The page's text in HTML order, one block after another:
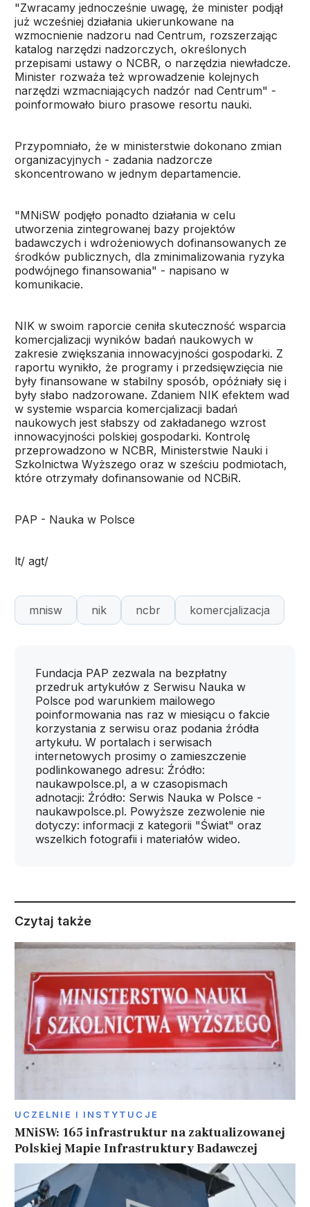
"Zwracamy jednocześnie uwagę, że minister podjął
już wcześniej działania ukierunkowane na
wzmocnienie nadzoru nad Centrum, rozszerzając
katalog narzędzi nadzorczych, określonych
przepisami ustawy o NCBR, o narzędzia niewładcze.
Minister rozważa też wprowadzenie kolejnych
narzędzi wzmacniających nadzór nad Centrum" -
poinformowało biuro prasowe resortu nauki.
Przypomniało, że w ministerstwie dokonano zmian
organizacyjnych - zadania nadzorcze
skoncentrowano w jednym departamencie.
"MNiSW podjęło ponadto działania w celu
utworzenia zintegrowanej bazy projektów
badawczych i wdrożeniowych dofinansowanych ze
środków publicznych, dla zminimalizowania ryzyka
podwójnego finansowania" - napisano w
komunikacie.
NIK w swoim raporcie ceniła skuteczność wsparcia
komercjalizacji wyników badań naukowych w
zakresie zwiększania innowacyjności gospodarki. Z
raportu wynikło, że programy i przedsięwzięcia nie
były finansowane w stabilny sposób, opóźniały się i
były słabo nadzorowane. Zdaniem NIK efektem wad
w systemie wsparcia komercjalizacji badań
naukowych jest słabszy od zakładanego wzrost
innowacyjności polskiej gospodarki. Kontrolę
przeprowadzono w NCBR, Ministerstwie Nauki i
Szkolnictwa Wyższego oraz w sześciu podmiotach,
które otrzymały dofinansowanie od NCBiR.
PAP - Nauka w Polsce
lt/ agt/
mnisw nik ncbr komercjalizacja
Fundacja PAP zezwala na bezpłatny
przedruk artykułów z Serwisu Nauka w
Polsce pod warunkiem mailowego
poinformowania nas raz w miesiącu o fakcie
korzystania z serwisu oraz podania źródła
artykułu. W portalach i serwisach
internetowych prosimy o zamieszczenie
podlinkowanego adresu: Źródło:
naukawpolsce.pl, a w czasopismach
adnotacji: Źródło: Serwis Nauka w Polsce -
naukawpolsce.pl. Powyższe zezwolenie nie
dotyczy: informacji z kategorii "Świat" oraz
wszelkich fotografii i materiałów wideo.
Czytaj także
UCZELNIE I INSTYTUCJE
MNiSW: 165 infrastruktur na zaktualizowanej
Polskiej Mapie Infrastruktury Badawczej